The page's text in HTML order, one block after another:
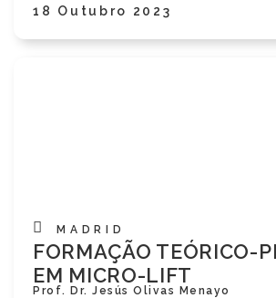
18 Outubro 2023
MADRID
FORMAÇÃO TEÓRICO-
EM MICRO-LIFT
Prof. Dr. Jesús Olivas Menayo